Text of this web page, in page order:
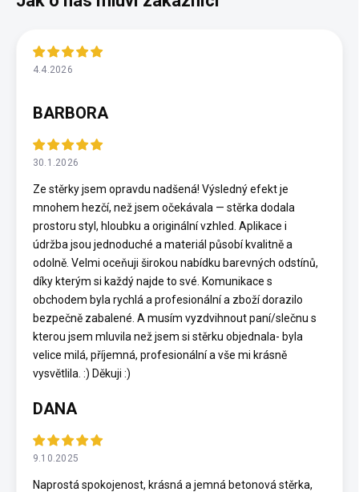
4.4.2026
BARBORA
30.1.2026
Ze stěrky jsem opravdu nadšená! Výsledný efekt je
mnohem hezčí, než jsem očekávala — stěrka dodala
prostoru styl, hloubku a originální vzhled. Aplikace i
údržba jsou jednoduché a materiál působí kvalitně a
odolně. Velmi oceňuji širokou nabídku barevných odstínů,
díky kterým si každý najde to své. Komunikace s
obchodem byla rychlá a profesionální a zboží dorazilo
bezpečně zabalené. A musím vyzdvihnout paní/slečnu s
kterou jsem mluvila než jsem si stěrku objednala- byla
velice milá, příjemná, profesionální a vše mi krásně
vysvětlila. :) Děkuji :)
DANA
9.10.2025
Naprostá spokojenost, krásná a jemná betonová stěrka,